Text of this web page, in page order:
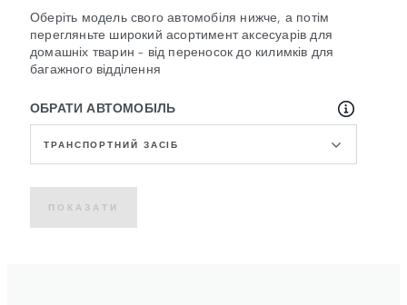
Оберіть модель свого автомобіля нижче, а потім
перегляньте широкий асортимент аксесуарів для
домашніх тварин – від переносок до килимків для
багажного відділення
ОБРАТИ АВТОМОБІЛЬ
ТРАНСПОРТНИЙ ЗАСІБ
ПОКАЗАТИ